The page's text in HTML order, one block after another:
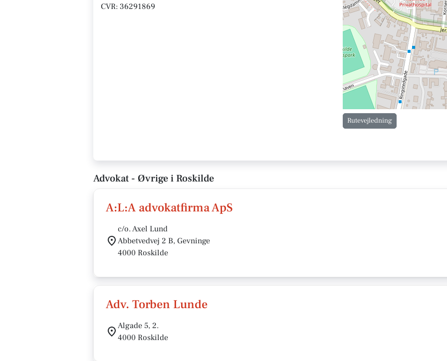
CVR: 36291869
Rutevejledning
Advokat - Øvrige i Roskilde
A:L:A advokatfirma ApS
c/o. Axel Lund
Abbetvedvej 2 B, Gevninge
4000 Roskilde
Adv. Torben Lunde
Algade 5, 2.
4000 Roskilde